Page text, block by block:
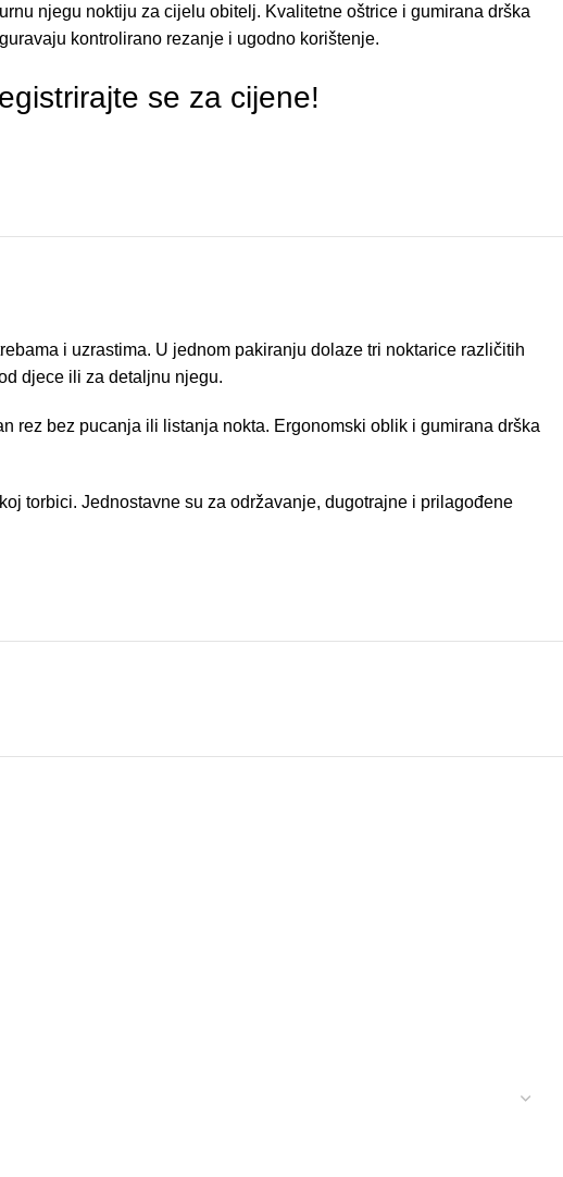
njegu noktiju za cijelu obitelj. Kvalitetne oštrice i gumirana drška
kontrolirano rezanje i ugodno korištenje.
se za cijene!
i uzrastima. U jednom pakiranju dolaze tri noktarice različitih
djece ili za detaljnu njegu.
rez bez pucanja ili listanja nokta. Ergonomski oblik i gumirana drška
torbici. Jednostavne su za održavanje, dugotrajne i prilagođene